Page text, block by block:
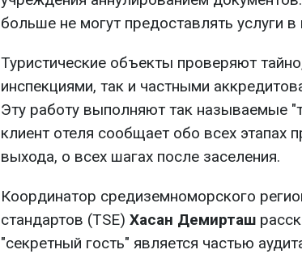
больше не могут предоставлять услуги
Туристические объекты проверяют
инспекциями, так и частными
Эту работу выполняют так называемые
клиент отеля сообщает обо всех этапах
выхода, о всех шагах после заселения.
Координатор средиземноморского
стандартов (TSE) Хасан Демирташ
"секретный гость" является частью